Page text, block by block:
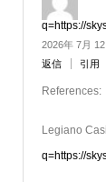
q=https://
2026年 7月 12
返信
引用
References:
Legiano
q=https://